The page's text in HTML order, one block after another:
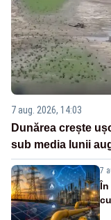
7 aug. 2026, 14:03
Dunărea crește
sub media lunii
7